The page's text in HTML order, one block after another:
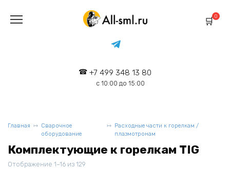
содержанию
+7 499 348 13 80
с 10:00 до 15:00
0
Главная
Сварочное
оборудование
Расходные части к горелкам /
плазмотронам
Комплектующие к горелкам TIG
Отображение 1–16 из 129